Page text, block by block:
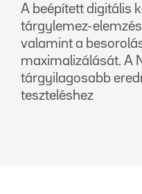
A beépített digitális
tárgylemez-
valamint a
maximalizálását. A
tárgyilagosabb
teszteléshez